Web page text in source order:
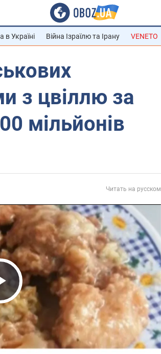
в Україні Війна Ізраїлю та Ірану VENETO
з цвіллю за
мільйонів
Читать на русском
Video